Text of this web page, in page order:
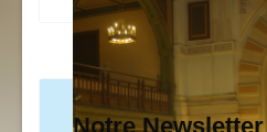
Notre Newsletter